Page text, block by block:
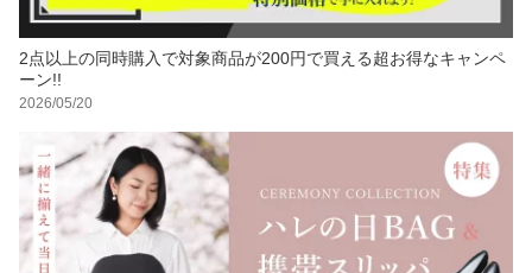
2点以上の同時購入で対象商品が200円で買える超お得なキャンペ
ーン!!
2026/05/20